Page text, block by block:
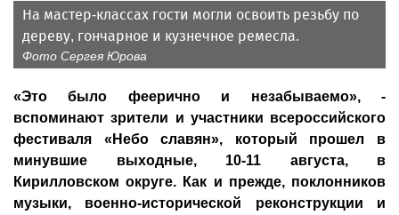
На мастер-классах гости могли освоить резьбу по
дереву, гончарное и кузнечное ремесла.
Фото Сергея Юрова
«Это было феерично и незабываемо», -
вспоминают зрители и участники всероссийского
фестиваля «Небо славян», который прошел в
минувшие выходные, 10-11 августа, в
Кирилловском округе. Как и прежде, поклонников
музыки, военно-исторической реконструкции и